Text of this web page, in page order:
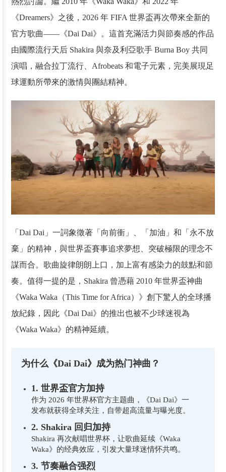
《Dreamers》之後，2026 年 FIFA 世界盃再次帶來全新的
官方歌曲——《Dai Dai》。這首充滿活力與節奏感的作品
由國際流行天后 Shakira 與奈及利亞歌手 Burna Boy 共同
演唱，融合拉丁流行、Afrobeats 和電子元素，完美展現足
球運動所帶來的激情與團結精神。
「Dai Dai」一詞象徵著「向前衝」、「加油」和「永不放
棄」的精神，與世界盃賽事追求夢想、突破極限的理念不
謀而合。歌曲旋律朗朗上口，加上富有感染力的鼓點和節
奏。值得一提的是，Shakira 曾憑藉 2010 年世界盃神曲
《Waka Waka（This Time for Africa）》創下驚人的全球播
放紀錄，因此《Dai Dai》的推出也被不少球迷視為
《Waka Waka》的精神延續。
为什么《Dai Dai》成为热门神曲？
1. 世界盃官方加持
作为 2026 年世界杯官方主题曲，《Dai Dai》一
发布就获得全球关注，自带超高流量与曝光度。
2. Shakira 回归加持
Shakira 再次献唱世界杯，让歌曲延续《Waka
Waka》的经典效应，引发大量球迷情怀共鸣。
3. 节奏融合强烈